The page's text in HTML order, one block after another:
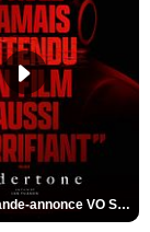
Undertone Bande-annonce VO STFR